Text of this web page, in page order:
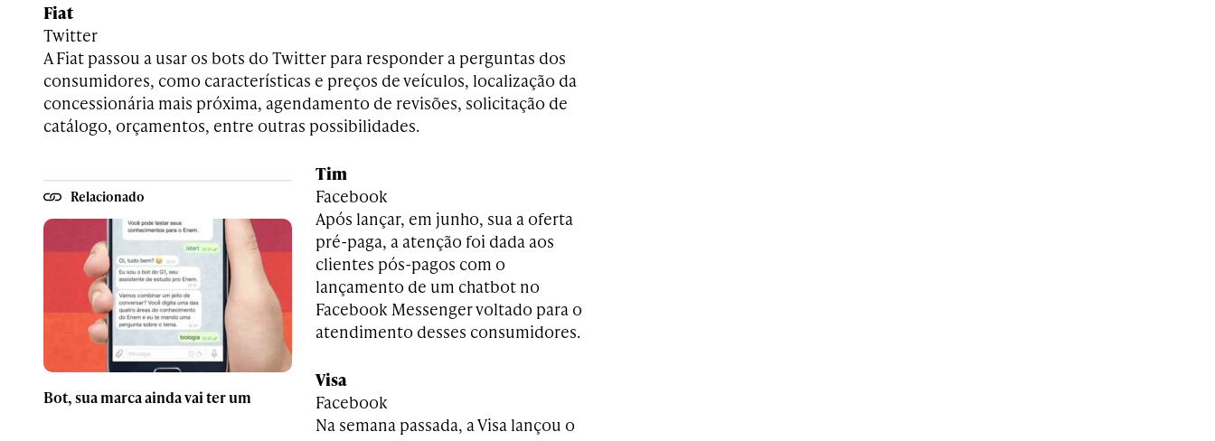
Fiat
Twitter
A Fiat passou a usar os bots do Twitter para responder a perguntas dos
consumidores, como características e preços de veículos, localização da
concessionária mais próxima, agendamento de revisões, solicitação de
catálogo, orçamentos, entre outras possibilidades.
Relacionado
Bot, sua marca ainda vai ter um
Tim
Facebook
Após lançar, em junho, sua a oferta
pré-paga, a atenção foi dada aos
clientes pós-pagos com o
lançamento de um chatbot no
Facebook Messenger voltado para o
atendimento desses consumidores.
Visa
Facebook
Na semana passada, a Visa lançou o